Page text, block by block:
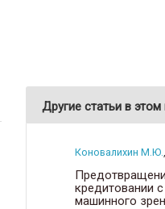
Другие статьи в
Коновалихин М.Ю.,
кредитовании
машинного